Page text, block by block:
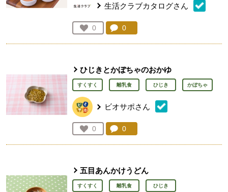
生活クラブカタログさん
お気に入り登録：
0
人が登録
コメント：
0
ひじきとかぼちゃのおかゆ
すくすく 離乳食 ひじき かぼちゃ
ビオサポさん
お気に入り登録：
0
人が登録
コメント：
0
五目あんかけうどん
すくすく 離乳食 ひじき